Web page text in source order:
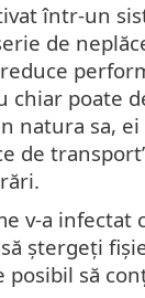
într-un
de
chiar poate
natura sa,
de
v-a infectat
ștergeți
posibil să